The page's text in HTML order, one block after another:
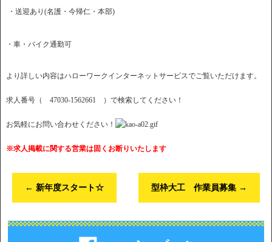
・送迎あり(名護・今帰仁・本部)
・車・バイク通勤可
より詳しい内容はハローワークインターネットサービスでご覧いただけます。
求人番号（ 47030-1562661 ）で検索してください！
お気軽にお問い合わせください！
※求人掲載に関する営業は固くお断りいたします
← 新年度スタート☆ 型枠大工 作業員募集 →